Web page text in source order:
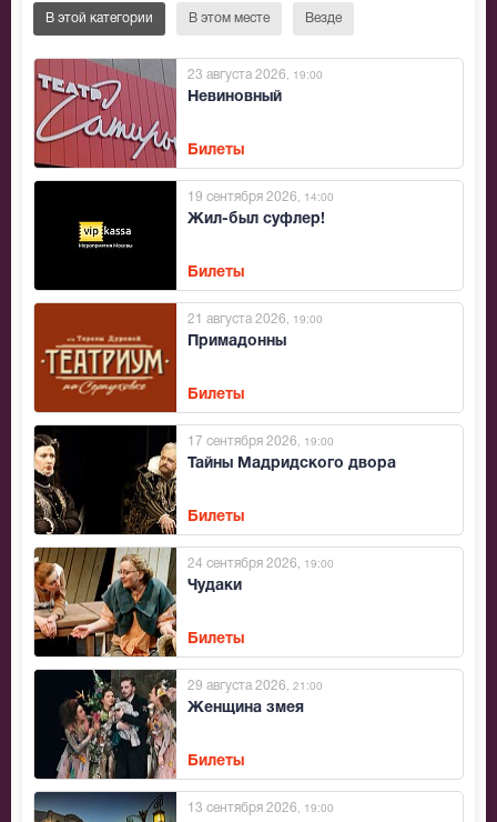
В этой категории В этом месте Везде
Невиновный
23 августа 2026 , 19:00
Билеты
Жил-был суфлер!
19 сентября 2026 , 14:00
Билеты
Примадонны
21 августа 2026 , 19:00
Билеты
Тайны Мадридского двора
17 сентября 2026 , 19:00
Билеты
Чудаки
24 сентября 2026 , 19:00
Билеты
Женщина змея
29 августа 2026 , 21:00
Билеты
13 сентября 2026 , 19:00